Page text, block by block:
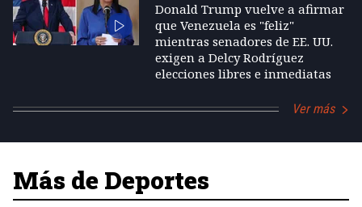
Donald Trump vuelve a afirmar
que Venezuela es "feliz"
mientras senadores de EE. UU.
exigen a Delcy Rodríguez
elecciones libres e inmediatas
Ver más
Más de Deportes